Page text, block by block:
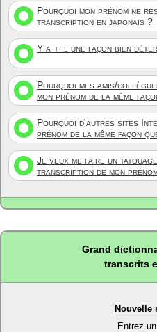
Pourquoi mon prénom ne
transcription en japonais ?
Y a-t-il une façon bien
Pourquoi mes amis/
mon prénom de la même
Pourquoi d'autres sites
prénom de la même façon
Je veux me faire un
transcription de mon
Grand
transcrits
Nouvelle
Entrez